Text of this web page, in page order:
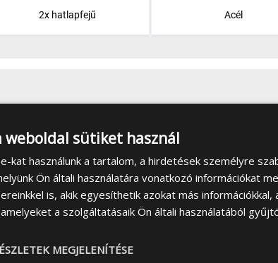
2x hatlapfejű Acél
weboldal sütiket használ
kat használunk a tartalom, a hirdetések személyre
Ön általi használatára vonatkozó információkat
is, akik egyesíthetik azokat más
a szolgáltatásaik Ön általi használatából
MEGJELENÍTÉSE